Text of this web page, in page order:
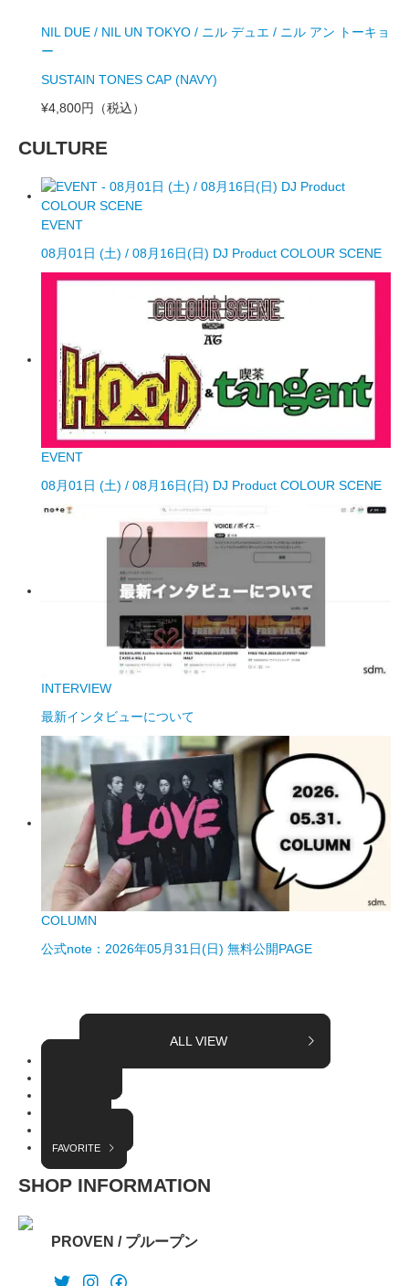
NIL DUE / NIL UN TOKYO / ニル デュエ / ニル アン トーキョ
ー
SUSTAIN TONES CAP (NAVY)
¥4,800円 （税込）
CULTURE
EVENT
08月01日 (土) / 08月16日(日) DJ Product COLOUR SCENE
EVENT
08月01日 (土) / 08月16日(日) DJ Product COLOUR SCENE
INTERVIEW
最新インタビューについて
COLUMN
公式note：2026年05月31日(日) 無料公開PAGE
ALL VIEW
FAVORITE
SHOP INFORMATION
PROVEN / プループン